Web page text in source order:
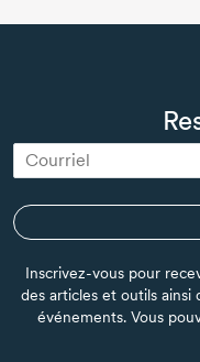
Inscrivez-vous pour
des articles et outils ainsi
événements. Vous